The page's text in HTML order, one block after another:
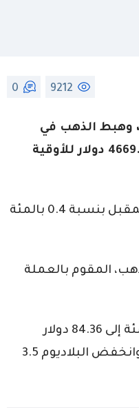
9212
0
وهبط الذهب في
المعاملات الفورية بنسبة 0.4 في المئة ووصل إلى 4669.48 دولار للأوقية
وانخفضت العقود الأمريكية الآجلة للذهب تسليم جوان المقبل بنسبة 0.4 بالمئة
مما يجعل ‌الذهب، المقوم بالعملة
كما تراجعت الفضة في المعاملات الفورية بنسبة 4.1 بالمئة إلى 84.36 دولار
للأوقية. وخسر البلاتين 3.3 بالمئة مسجلا 2066.75 دولار، وانخفض البلاديوم 3.5